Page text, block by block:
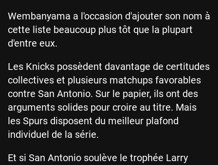
Wembanyama a l'occasion d'ajouter son nom à
cette liste beaucoup plus tôt que la plupart
d'entre eux.
Les Knicks possèdent davantage de certitudes
collectives et plusieurs matchups favorables
contre San Antonio. Sur le papier, ils ont des
arguments solides pour croire au titre. Mais
les Spurs disposent du meilleur plafond
individuel de la série.
Et si San Antonio soulève le trophée Larry